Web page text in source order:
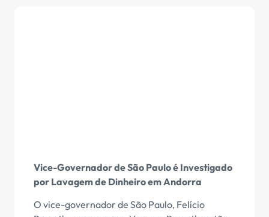
Vice-Governador de São Paulo é Investigado
por Lavagem de Dinheiro em Andorra
O vice-governador de São Paulo, Felício